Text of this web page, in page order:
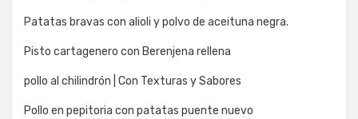
Patatas bravas con alioli y polvo de aceituna negra.
Pisto cartagenero con Berenjena rellena
pollo al chilindrón | Con Texturas y Sabores
Pollo en pepitoria con patatas puente nuevo